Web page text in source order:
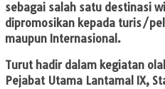
sebagai salah satu destinasi
dipromosikan kepada turis/
maupun Internasional.
Turut hadir dalam kegiatan
Pejabat Utama Lantamal IX,